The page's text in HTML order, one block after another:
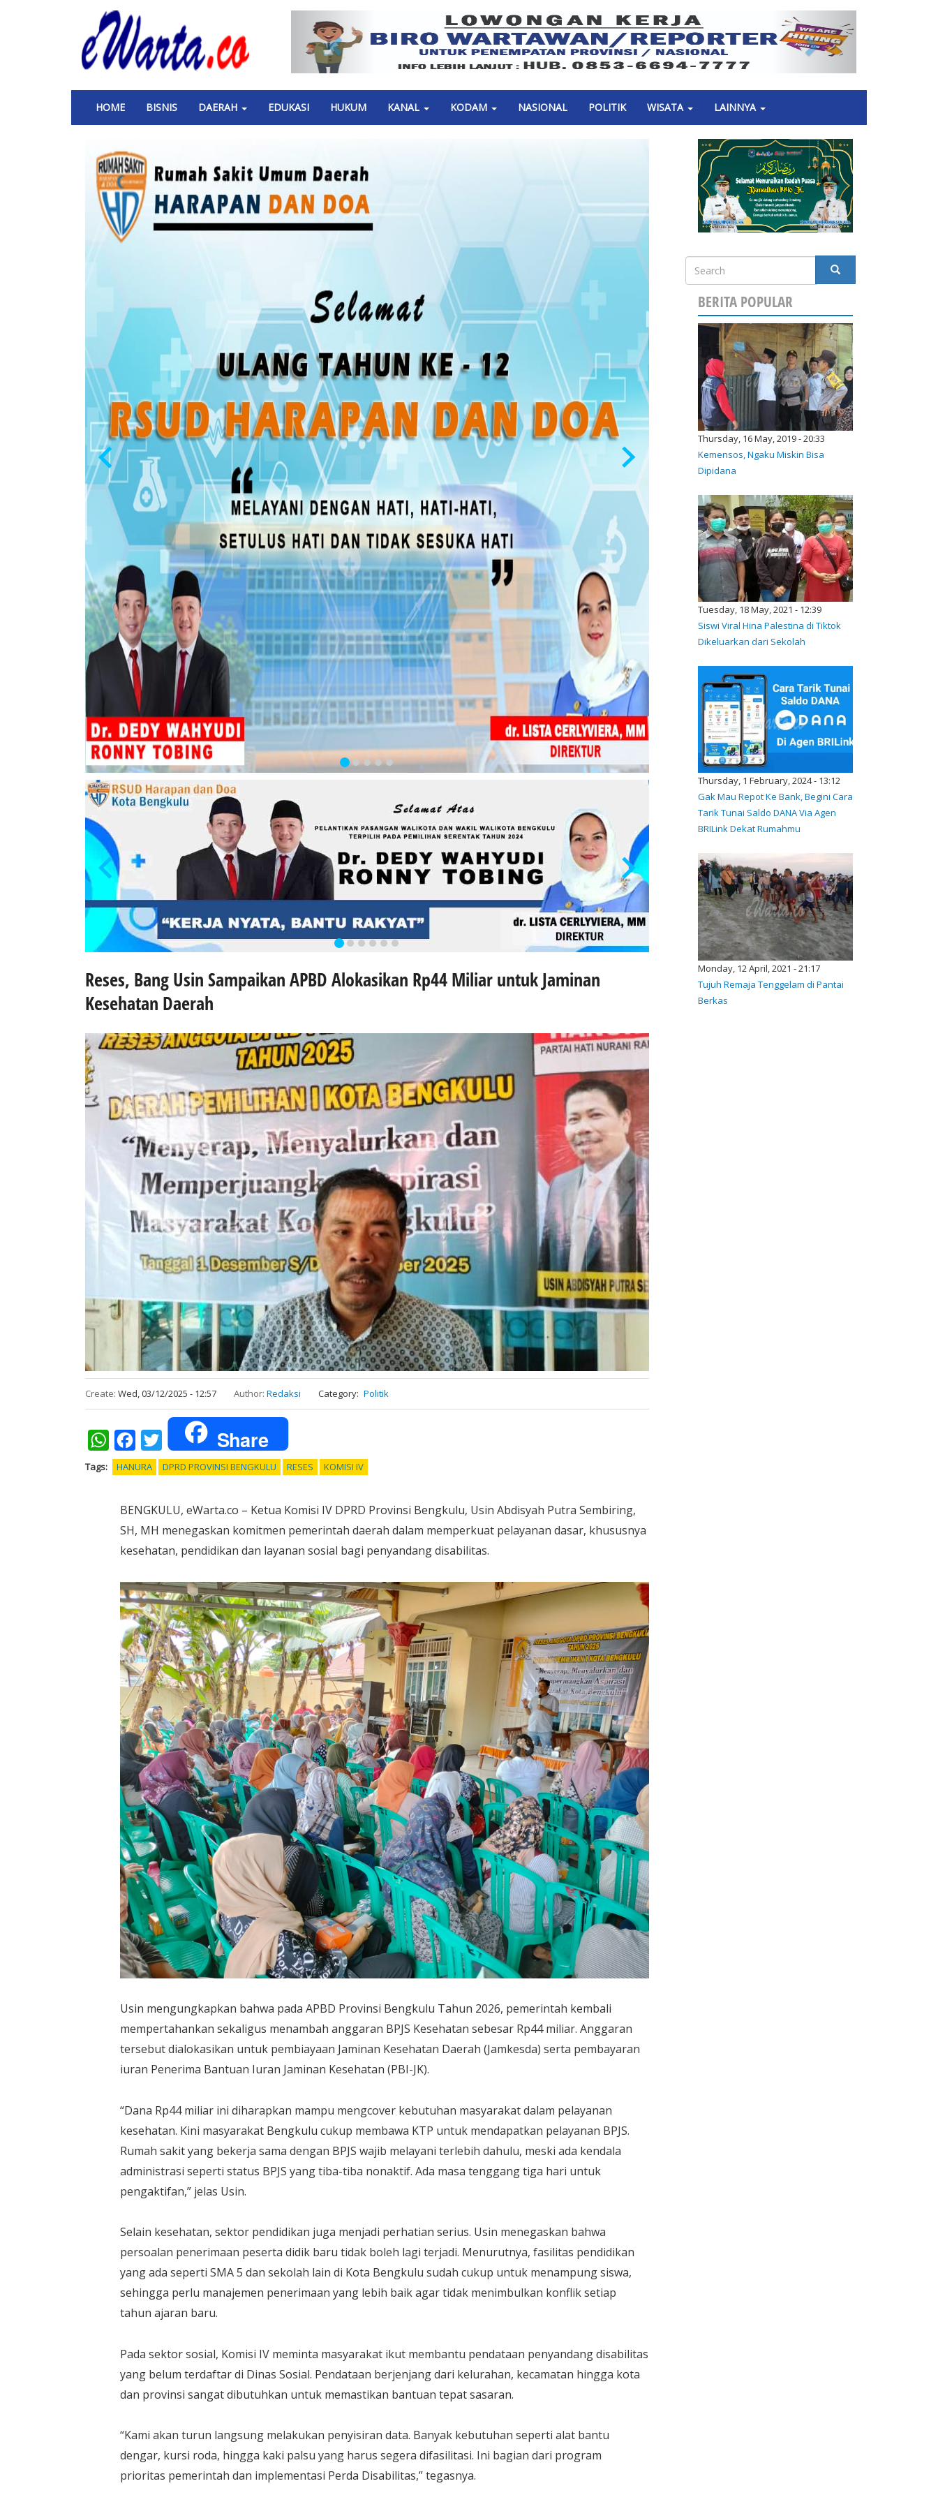
Previous Next
Main
navigation
HOME BISNIS DAERAH EDUKASI HUKUM KANAL KODAM NASIONAL POLITIK WISATA LAINNYA
Reses, Bang Usin Sampaikan APBD Alokasikan Rp44 Miliar untuk Jaminan
Kesehatan Daerah
Create: Wed, 03/12/2025 - 12:57 Author: Redaksi Category Politik
WhatsAppFacebookTwitter Share
Tags HANURA DPRD PROVINSI BENGKULU RESES KOMISI IV
BENGKULU, eWarta.co – Ketua Komisi IV DPRD Provinsi Bengkulu, Usin Abdisyah Putra Sembiring,
SH, MH menegaskan komitmen pemerintah daerah dalam memperkuat pelayanan dasar, khususnya
kesehatan, pendidikan dan layanan sosial bagi penyandang disabilitas.
Usin mengungkapkan bahwa pada APBD Provinsi Bengkulu Tahun 2026, pemerintah kembali
mempertahankan sekaligus menambah anggaran BPJS Kesehatan sebesar Rp44 miliar. Anggaran
tersebut dialokasikan untuk pembiayaan Jaminan Kesehatan Daerah (Jamkesda) serta pembayaran
iuran Penerima Bantuan Iuran Jaminan Kesehatan (PBI-JK).
“Dana Rp44 miliar ini diharapkan mampu mengcover kebutuhan masyarakat dalam pelayanan
kesehatan. Kini masyarakat Bengkulu cukup membawa KTP untuk mendapatkan pelayanan BPJS.
Rumah sakit yang bekerja sama dengan BPJS wajib melayani terlebih dahulu, meski ada kendala
administrasi seperti status BPJS yang tiba-tiba nonaktif. Ada masa tenggang tiga hari untuk
pengaktifan,” jelas Usin.
Selain kesehatan, sektor pendidikan juga menjadi perhatian serius. Usin menegaskan bahwa
persoalan penerimaan peserta didik baru tidak boleh lagi terjadi. Menurutnya, fasilitas pendidikan
yang ada seperti SMA 5 dan sekolah lain di Kota Bengkulu sudah cukup untuk menampung siswa,
sehingga perlu manajemen penerimaan yang lebih baik agar tidak menimbulkan konflik setiap
tahun ajaran baru.
Pada sektor sosial, Komisi IV meminta masyarakat ikut membantu pendataan penyandang disabilitas
yang belum terdaftar di Dinas Sosial. Pendataan berjenjang dari kelurahan, kecamatan hingga kota
dan provinsi sangat dibutuhkan untuk memastikan bantuan tepat sasaran.
“Kami akan turun langsung melakukan penyisiran data. Banyak kebutuhan seperti alat bantu
dengar, kursi roda, hingga kaki palsu yang harus segera difasilitasi. Ini bagian dari program
prioritas pemerintah dan implementasi Perda Disabilitas,” tegasnya.
Search
SEARCH
BERITA POPULAR
Thursday, 16 May, 2019 - 20:33
Kemensos, Ngaku Miskin Bisa
Dipidana
Tuesday, 18 May, 2021 - 12:39
Siswi Viral Hina Palestina di Tiktok
Dikeluarkan dari Sekolah
Thursday, 1 February, 2024 - 13:12
Gak Mau Repot Ke Bank, Begini Cara
Tarik Tunai Saldo DANA Via Agen
BRILink Dekat Rumahmu
Monday, 12 April, 2021 - 21:17
Tujuh Remaja Tenggelam di Pantai
Berkas